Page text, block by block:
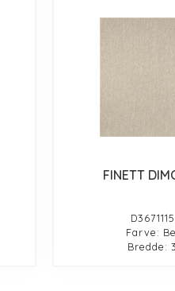
FINETT
Farve:
Bredde: